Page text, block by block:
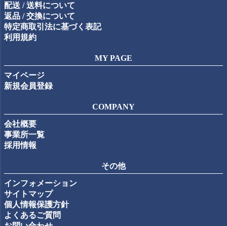
配送 / 送料について
返品 / 交換について
特定商取引法に基づく表記
利用規約
MY PAGE
マイページ
新規会員登録
COMPANY
会社概要
事業所一覧
採用情報
その他
インフォメーション
サイトマップ
個人情報保護方針
よくあるご質問